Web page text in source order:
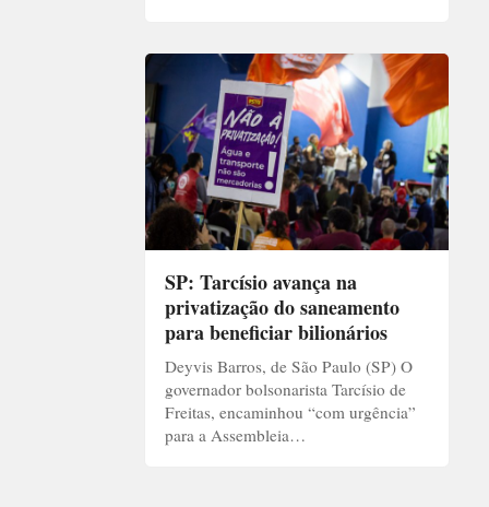
SP: Tarcísio avança na
privatização do saneamento
para beneficiar bilionários
Deyvis Barros, de São Paulo (SP) O
governador bolsonarista Tarcísio de
Freitas, encaminhou “com urgência”
para a Assembleia…